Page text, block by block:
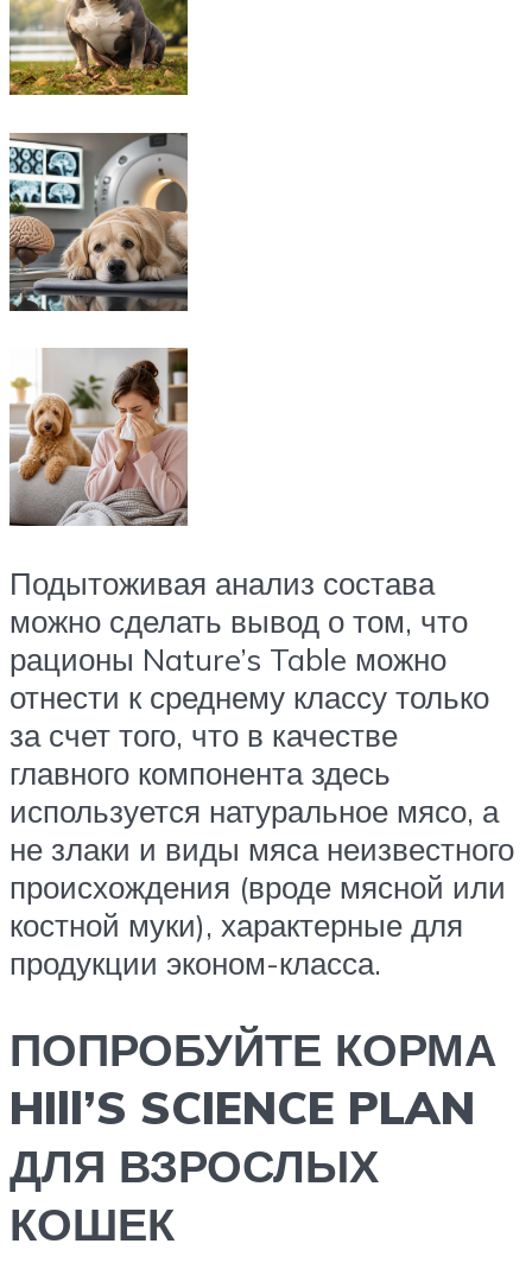
Подытоживая анализ состава
можно сделать вывод о том, что
рационы Nature’s Table можно
отнести к среднему классу только
за счет того, что в качестве
главного компонента здесь
используется натуральное мясо, а
не злаки и виды мяса неизвестного
происхождения (вроде мясной или
костной муки), характерные для
продукции эконом-класса.
ПОПРОБУЙТЕ КОРМА
HIll’S SCIENCE PLAN
ДЛЯ ВЗРОСЛЫХ
КОШЕК